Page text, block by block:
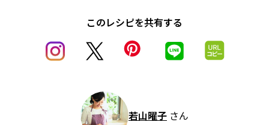
このレシピを共有する
若山曜子 さん